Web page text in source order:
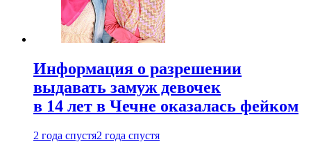
Информация о разрешении
выдавать замуж девочек
в 14 лет в Чечне оказалась фейком
2 года спустя2 года спустя